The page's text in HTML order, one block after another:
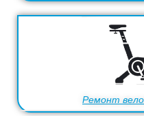
Ремонт